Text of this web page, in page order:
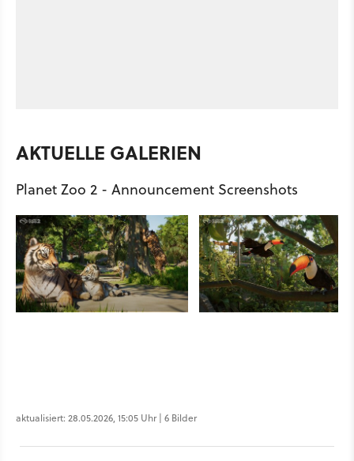
AKTUELLE GALERIEN
Planet Zoo 2 - Announcement Screenshots
aktualisiert: 28.05.2026, 15:05 Uhr | 6 Bilder